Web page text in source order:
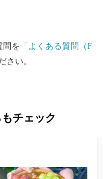
問を 「よくある質問（F
さい。
チェック